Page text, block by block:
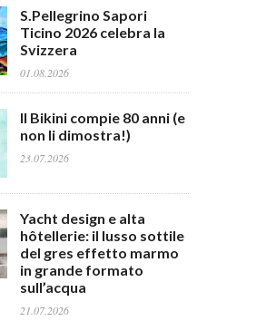
S.Pellegrino Sapori
Ticino 2026 celebra la
Svizzera
01.08.2026
Il Bikini compie 80 anni (e
non li dimostra!)
23.07.2026
Yacht design e alta
hôtellerie: il lusso sottile
del gres effetto marmo
in grande formato
sull’acqua
21.07.2026